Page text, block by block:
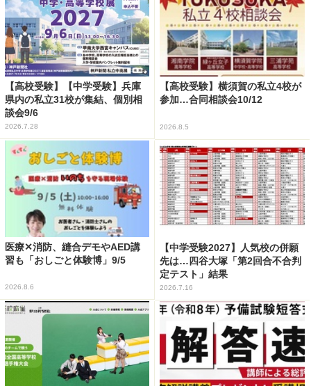
【高校受験】【中学受験】兵庫
県内の私立31校が集結、個別相
談会9/6
2026.7.28
【高校受験】横須賀の私立4校が
参加…合同相談会10/12
2026.8.5
医療✕消防、縫合デモやAED講
習も「おしごと体験博」9/5
2026.8.6
【中学受験2027】人気校の併願
先は…四谷大塚「第2回合不合判
定テスト」結果
2026.7.16